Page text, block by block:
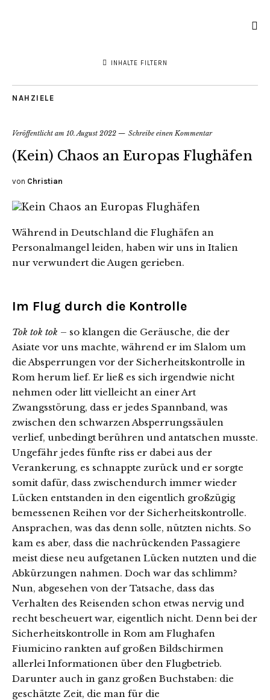
INHALTE FILTERN
NAHZIELE
Veröffentlicht am 10. August 2022 Schreibe einen Kommentar
(Kein) Chaos an Europas Flughäfen
von Christian
Während in Deutschland die Flughäfen an
Personalmangel leiden, haben wir uns in Italien
nur verwundert die Augen gerieben.
Im Flug durch die Kontrolle
Tok tok tok – so klangen die Geräusche, die der
Asiate vor uns machte, während er im Slalom um
die Absperrungen vor der Sicherheitskontrolle in
Rom herum lief. Er ließ es sich irgendwie nicht
nehmen oder litt vielleicht an einer Art
Zwangsstörung, dass er jedes Spannband, was
zwischen den schwarzen Absperrungssäulen
verlief, unbedingt berühren und antatschen musste.
Ungefähr jedes fünfte riss er dabei aus der
Verankerung, es schnappte zurück und er sorgte
somit dafür, dass zwischendurch immer wieder
Lücken entstanden in den eigentlich großzügig
bemessenen Reihen vor der Sicherheitskontrolle.
Ansprachen, was das denn solle, nützten nichts. So
kam es aber, dass die nachrückenden Passagiere
meist diese neu aufgetanen Lücken nutzten und die
Abkürzungen nahmen. Doch war das schlimm?
Nun, abgesehen von der Tatsache, dass das
Verhalten des Reisenden schon etwas nervig und
recht bescheuert war, eigentlich nicht. Denn bei der
Sicherheitskontrolle in Rom am Flughafen
Fiumicino rankten auf großen Bildschirmen
allerlei Informationen über den Flugbetrieb.
Darunter auch in ganz großen Buchstaben: die
geschätzte Zeit, die man für die